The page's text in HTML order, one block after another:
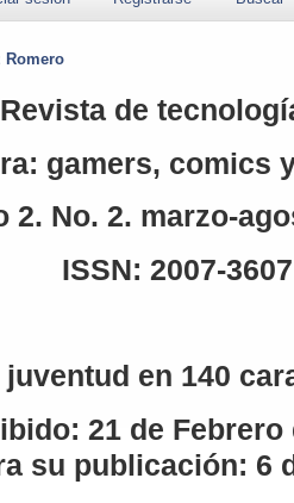
Romero
de
gamers, comics
2. No. 2. marzo-
ISSN: 2007-3607
juventud en 140
21 de Febrero
su publicación: 6